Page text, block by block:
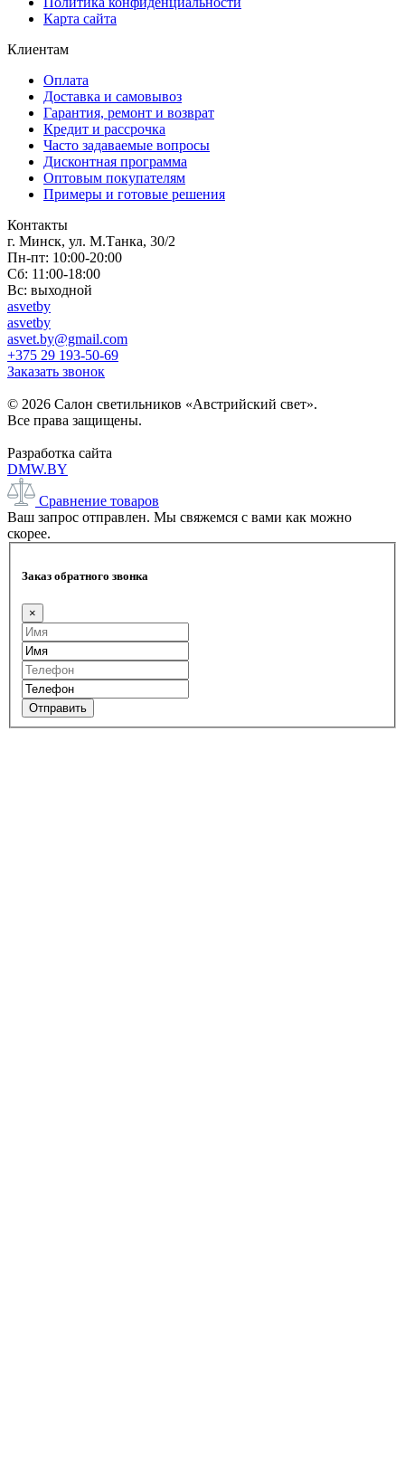
Карта сайта
Клиентам
Оплата
Доставка и самовывоз
Гарантия, ремонт и возврат
Кредит и рассрочка
Часто задаваемые вопросы
Дисконтная программа
Оптовым покупателям
Примеры и готовые решения
Контакты
г. Минск, ул. М.Танка, 30/2
Пн-пт: 10:00-20:00
Сб: 11:00-18:00
Вс: выходной
asvetby
asvetby
asvet.by@gmail.com
+375 29 193-50-69
Заказать звонок
© 2026 Салон светильников «Австрийский свет».
Все права защищены.
Разработка сайта
DMW.BY
Сравнение товаров
Ваш запрос отправлен. Мы свяжемся с вами как можно
скорее.
Заказ обратного звонка
×
Отправить